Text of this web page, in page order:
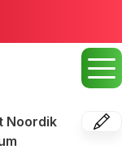
Noordik